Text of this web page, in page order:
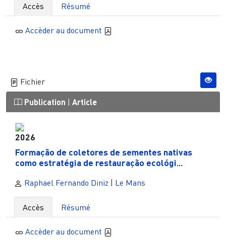
Accès Résumé
Accèder au document
Fichier
Publication Article
2026
Formação de coletores de sementes nativas
como estratégia de restauração ecológi...
Raphael Fernando Diniz Le Mans
Accès Résumé
Accèder au document